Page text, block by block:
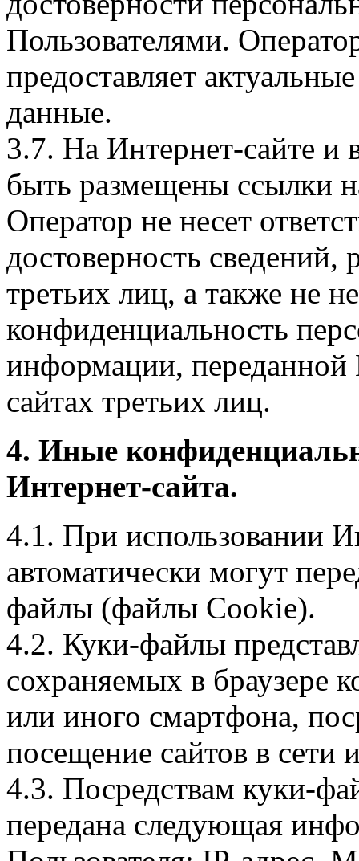
Пользователями.
предоставляет
данные.
3.7. На Интернет-сайте
быть размещены ссылки
Оператор не несет
достоверность
третьих лиц, а также не
конфиденциальность
информации, переданной
сайтах третьих лиц.
4. Иные
Интернет-сайта.
4.1. При использовании
автоматически могут
файлы (файлы Cookie).
4.2. Куки-файлы
сохраняемых в браузере
или иного смартфона,
посещение сайтов в сети
4.3. Посредствам куки-
передана следующая